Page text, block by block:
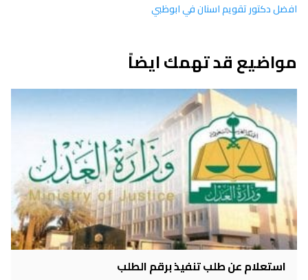
افضل دكتور تقويم اسنان في ابوظبي
مواضيع قد تهمك ايضاً
استعلام عن طلب تنفيذ برقم الطلب